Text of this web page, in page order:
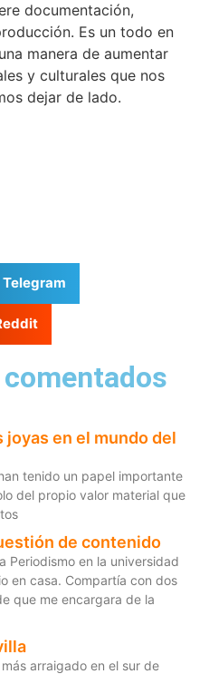
documentación,
Es un todo en
manera de aumentar
y culturales que nos
dejar de lado.
Telegram
joyas en el mundo del
tenido un papel importante
del propio valor material que
de contenido
Periodismo en la universidad
en casa. Compartía con dos
que me encargara de la
arraigado en el sur de